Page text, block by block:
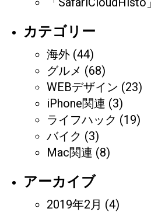
カテゴリー
海外 (44)
グルメ (68)
WEBデザイン (23)
iPhone関連 (3)
ライフハック (19)
バイク (3)
Mac関連 (8)
アーカイブ
2019年2月 (4)